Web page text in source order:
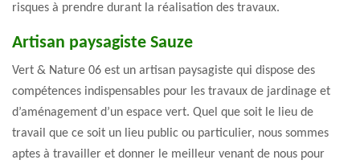
risques à prendre durant la réalisation des travaux.
Artisan paysagiste Sauze
Vert & Nature 06 est un artisan paysagiste qui dispose des
compétences indispensables pour les travaux de jardinage et
d’aménagement d’un espace vert. Quel que soit le lieu de
travail que ce soit un lieu public ou particulier, nous sommes
aptes à travailler et donner le meilleur venant de nous pour